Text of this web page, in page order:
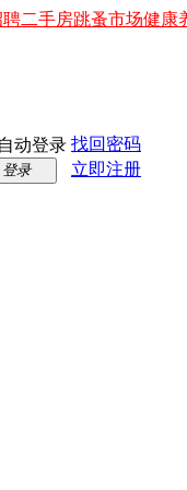
聘二手房跳蚤市场健康
自动登录 找回密码
登录
立即注册